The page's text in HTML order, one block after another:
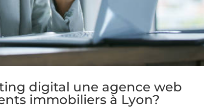
digital une agence web
immobiliers à Lyon?